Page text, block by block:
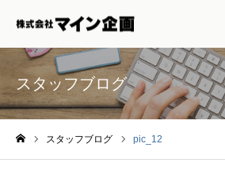
スタッフブログ
スタッフブログ pic_12